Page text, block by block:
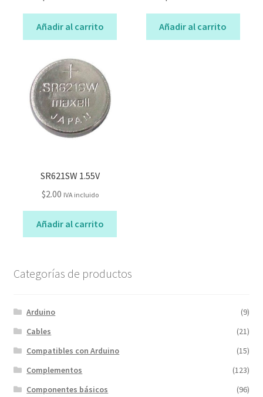
Añadir al carrito Añadir al carrito
SR621SW 1.55V
$2.00 IVA incluido
Añadir al carrito
Categorías de productos
Arduino
(9)
Cables
(21)
Compatibles con Arduino
(15)
Complementos
(123)
Componentes básicos
(96)